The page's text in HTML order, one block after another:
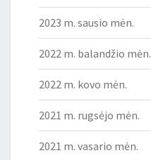
2023 m. sausio mėn.
2022 m. balandžio mėn.
2022 m. kovo mėn.
2021 m. rugsėjo mėn.
2021 m. vasario mėn.